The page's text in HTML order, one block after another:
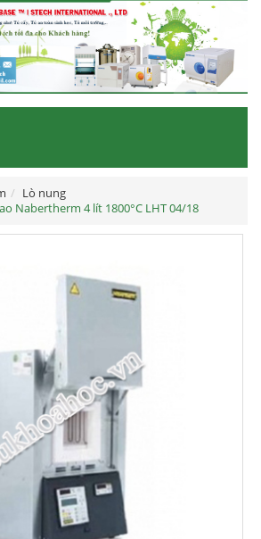
Lò nung
Nabertherm 4 lít 1800°C LHT 04/18